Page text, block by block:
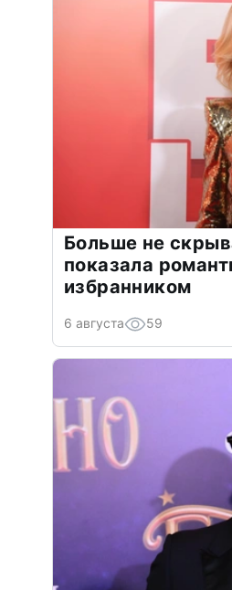
Больше не
показала
избранником
6 августа 59